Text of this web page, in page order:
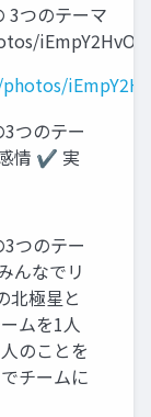
3つのテーマ
3つのテー
情 ✔ 実
3つのテー
んなでリ
極星と
ムを1人
のことを
チームに